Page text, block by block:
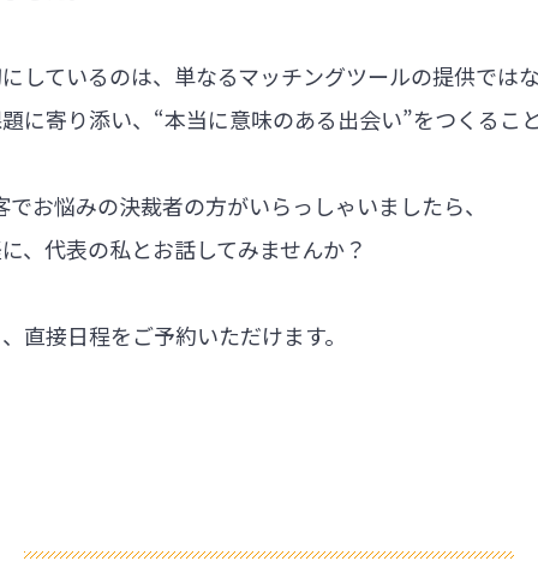
しているのは、単なるマッチングツールの提供では
に寄り添い、“本当に意味のある出会い”をつくるこ
お悩みの決裁者の方がいらっしゃいましたら、
、代表の私とお話してみませんか？
直接日程をご予約いただけます。